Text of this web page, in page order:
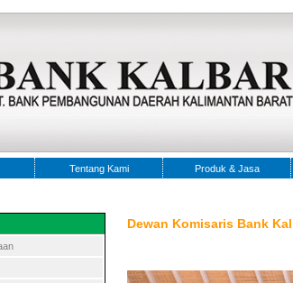
Tentang Kami Produk & Jasa
Dewan Komisaris Bank